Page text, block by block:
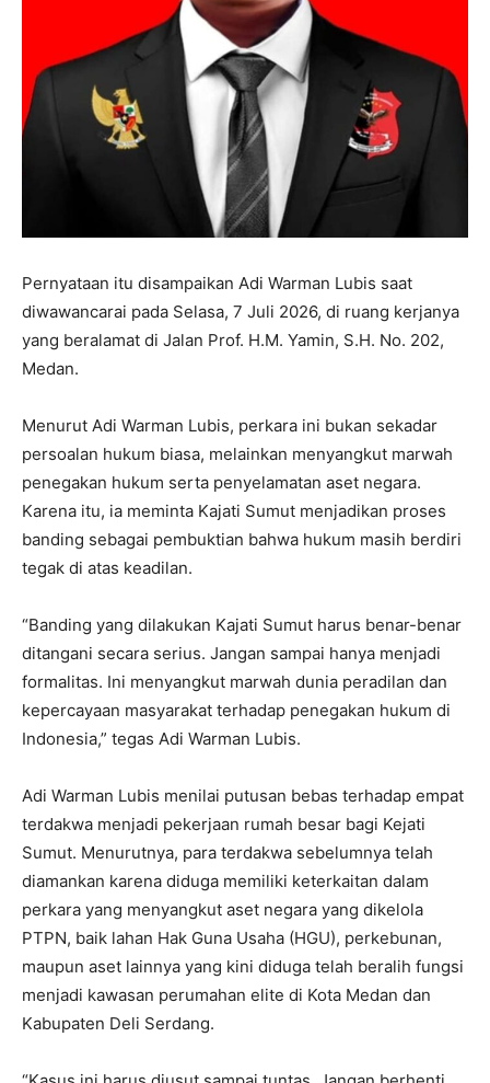
Pernyataan itu disampaikan Adi Warman Lubis saat
diwawancarai pada Selasa, 7 Juli 2026, di ruang kerjanya
yang beralamat di Jalan Prof. H.M. Yamin, S.H. No. 202,
Medan.
Menurut Adi Warman Lubis, perkara ini bukan sekadar
persoalan hukum biasa, melainkan menyangkut marwah
penegakan hukum serta penyelamatan aset negara.
Karena itu, ia meminta Kajati Sumut menjadikan proses
banding sebagai pembuktian bahwa hukum masih berdiri
tegak di atas keadilan.
“Banding yang dilakukan Kajati Sumut harus benar-benar
ditangani secara serius. Jangan sampai hanya menjadi
formalitas. Ini menyangkut marwah dunia peradilan dan
kepercayaan masyarakat terhadap penegakan hukum di
Indonesia,” tegas Adi Warman Lubis.
Adi Warman Lubis menilai putusan bebas terhadap empat
terdakwa menjadi pekerjaan rumah besar bagi Kejati
Sumut. Menurutnya, para terdakwa sebelumnya telah
diamankan karena diduga memiliki keterkaitan dalam
perkara yang menyangkut aset negara yang dikelola
PTPN, baik lahan Hak Guna Usaha (HGU), perkebunan,
maupun aset lainnya yang kini diduga telah beralih fungsi
menjadi kawasan perumahan elite di Kota Medan dan
Kabupaten Deli Serdang.